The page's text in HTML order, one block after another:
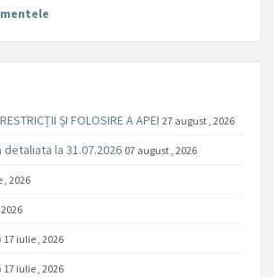
ȘI FOLOSIRE A APEI 27 august , 2026
la 31.07.2026 07 august , 2026
, 2026
17 iulie , 2026
17 iulie , 2026